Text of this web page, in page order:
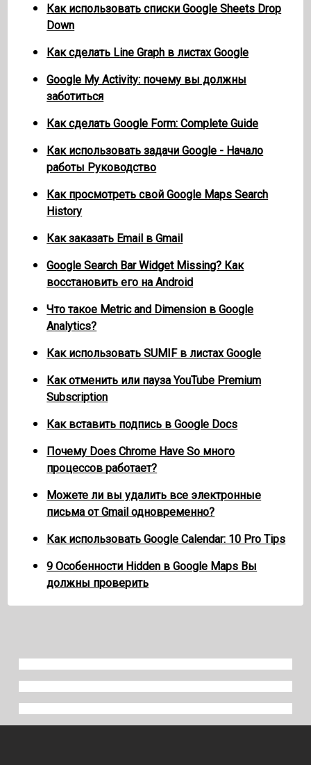
Как использовать списки Google Sheets Drop
Down
Как сделать Line Graph в листах Google
Google My Activity: почему вы должны
заботиться
Как сделать Google Form: Complete Guide
Как использовать задачи Google - Начало
работы Руководство
Как просмотреть свой Google Maps Search
History
Как заказать Email в Gmail
Google Search Bar Widget Missing? Как
восстановить его на Android
Что такое Metric and Dimension в Google
Analytics?
Как использовать SUMIF в листах Google
Как отменить или пауза YouTube Premium
Subscription
Как вставить подпись в Google Docs
Почему Does Chrome Have So много
процессов работает?
Можете ли вы удалить все электронные
письма от Gmail одновременно?
Как использовать Google Calendar: 10 Pro Tips
9 Особенности Hidden в Google Maps Вы
должны проверить